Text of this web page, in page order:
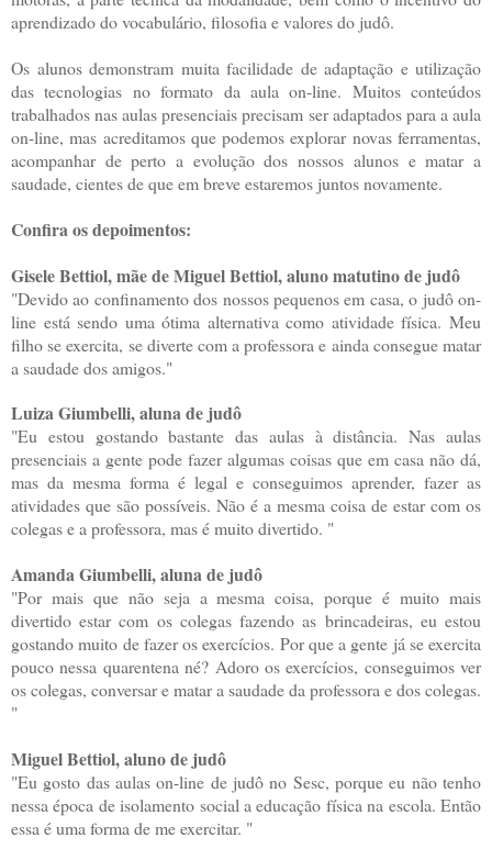
aprendizado do vocabulário, filosofia e valores do judô.
Os alunos demonstram muita facilidade de adaptação e utilização
das tecnologias no formato da aula on-line. Muitos conteúdos
trabalhados nas aulas presenciais precisam ser adaptados para a aula
on-line, mas acreditamos que podemos explorar novas ferramentas,
acompanhar de perto a evolução dos nossos alunos e matar a
saudade, cientes de que em breve estaremos juntos novamente.
Confira os depoimentos:
Gisele Bettiol, mãe de Miguel Bettiol, aluno matutino de judô
"Devido ao confinamento dos nossos pequenos em casa, o judô on-
line está sendo uma ótima alternativa como atividade física. Meu
filho se exercita, se diverte com a professora e ainda consegue matar
a saudade dos amigos."
Luiza Giumbelli, aluna de judô
"Eu estou gostando bastante das aulas à distância. Nas aulas
presenciais a gente pode fazer algumas coisas que em casa não dá,
mas da mesma forma é legal e conseguimos aprender, fazer as
atividades que são possíveis. Não é a mesma coisa de estar com os
colegas e a professora, mas é muito divertido. "
Amanda Giumbelli, aluna de judô
"Por mais que não seja a mesma coisa, porque é muito mais
divertido estar com os colegas fazendo as brincadeiras, eu estou
gostando muito de fazer os exercícios. Por que a gente já se exercita
pouco nessa quarentena né? Adoro os exercícios, conseguimos ver
os colegas, conversar e matar a saudade da professora e dos colegas.
"
Miguel Bettiol, aluno de judô
"Eu gosto das aulas on-line de judô no Sesc, porque eu não tenho
nessa época de isolamento social a educação física na escola. Então
essa é uma forma de me exercitar. "